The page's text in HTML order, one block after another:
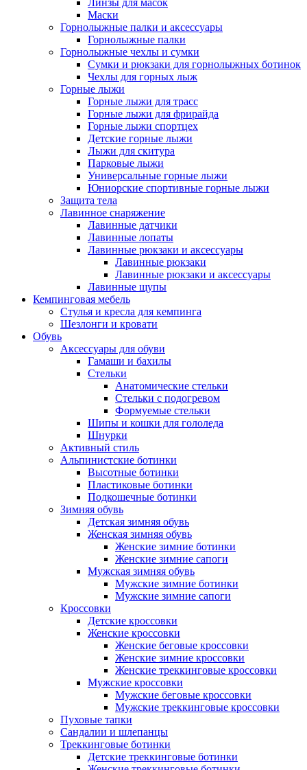
Линзы для масок
Маски
Горнолыжные палки и аксессуары
Горнолыжные палки
Горнолыжные чехлы и сумки
Сумки и рюкзаки для горнолыжных ботинок
Чехлы для горных лыж
Горные лыжи
Горные лыжи для трасс
Горные лыжи для фрирайда
Горные лыжи спортцех
Детские горные лыжи
Лыжи для скитура
Парковые лыжи
Универсальные горные лыжи
Юниорские спортивные горные лыжи
Защита тела
Лавинное снаряжение
Лавинные датчики
Лавинные лопаты
Лавинные рюкзаки и аксессуары
Лавинные рюкзаки
Лавинные рюкзаки и аксессуары
Лавинные щупы
Кемпинговая мебель
Стулья и кресла для кемпинга
Шезлонги и кровати
Обувь
Аксессуары для обуви
Гамаши и бахилы
Стельки
Анатомические стельки
Стельки с подогревом
Формуемые стельки
Шипы и кошки для гололеда
Шнурки
Активный стиль
Альпинистские ботинки
Высотные ботинки
Пластиковые ботинки
Подкошечные ботинки
Зимняя обувь
Детская зимняя обувь
Женская зимняя обувь
Женские зимние ботинки
Женские зимние сапоги
Мужская зимняя обувь
Мужские зимние ботинки
Мужские зимние сапоги
Кроссовки
Детские кроссовки
Женские кроссовки
Женские беговые кроссовки
Женские зимние кроссовки
Женские треккинговые кроссовки
Мужские кроссовки
Мужские беговые кроссовки
Мужские треккинговые кроссовки
Пуховые тапки
Сандалии и шлепанцы
Треккинговые ботинки
Детские треккинговые ботинки